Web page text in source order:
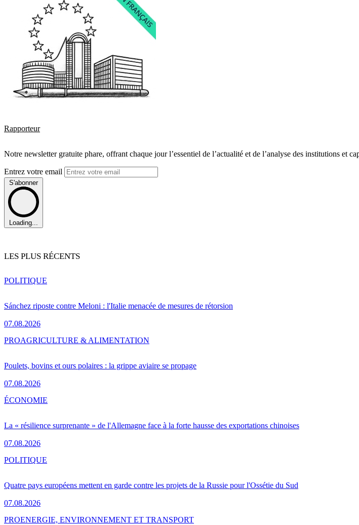
Rapporteur
Notre newsletter gratuite phare, offrant chaque jour l’essentiel de l’actualité et de l’analyse des institutions et
Entrez votre email
S'abonner
Loading...
LES PLUS RÉCENTS
Sánchez riposte contre Meloni : l'Italie menacée de mesures de rétorsion
07.08.2026
POLITIQUE
Poulets, bovins et ours polaires : la grippe aviaire se propage
07.08.2026
PROAGRICULTURE & ALIMENTATION
La « résilience surprenante » de l'Allemagne face à la forte hausse des exportations chinoises
07.08.2026
ÉCONOMIE
Quatre pays européens mettent en garde contre les projets de la Russie pour l'Ossétie du Sud
07.08.2026
POLITIQUE
PROENERGIE, ENVIRONNEMENT ET TRANSPORT